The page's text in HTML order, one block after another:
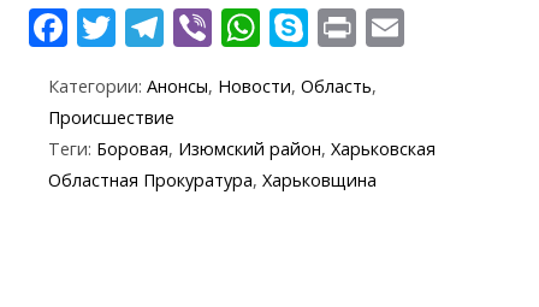
F
e
b
o
T
itt
er
T
e
gr
a
Vi
er
W
at
s
A
S
k
y
p
e
Pr
t
l
Категории: Анонсы, Новости, Область,
Происшествие
Теги: Боровая, Изюмский район, Харьковская
Областная Прокуратура, Харьковщина